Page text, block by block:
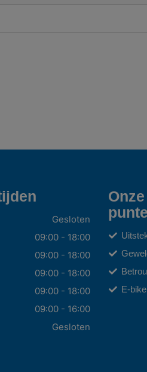
Gesloten
09:00 - 18:00
09:00 - 18:00
09:00 - 18:00
09:00 - 18:00
09:00 - 16:00
Gesloten
E-